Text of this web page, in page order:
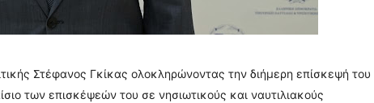
Στέφανος Γκίκας ολοκληρώνοντας την διήμερη επίσκεψή του
των επισκέψεών του σε νησιωτικούς και ναυτιλιακούς